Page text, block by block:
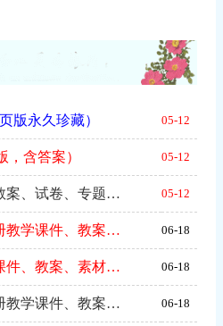
版永久珍藏） 05-12
含答案） 05-12
案、试卷、专题… 05-12
教学课件、教案… 06-18
件、教案、素材… 06-18
教学课件、教案… 06-18